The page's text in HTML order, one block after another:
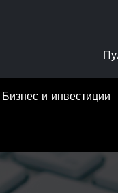
Бизнес и инвестиции